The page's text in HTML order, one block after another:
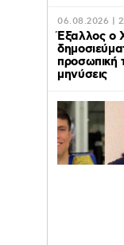
06.08.2026 |
Έξαλλος ο
προσωπική
μηνύσεις